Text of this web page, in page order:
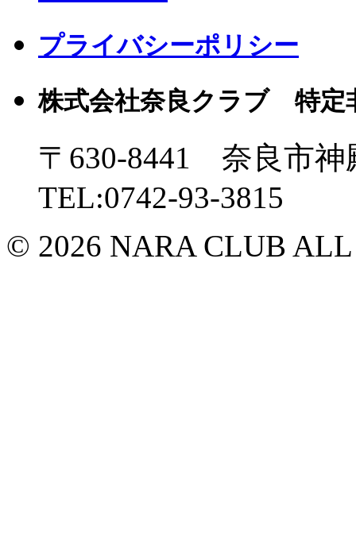
プライバシーポリシー
株式会社奈良クラブ 特定
〒630-8441 奈良市
TEL:0742-93-3815
© 2026 NARA CLUB ALL